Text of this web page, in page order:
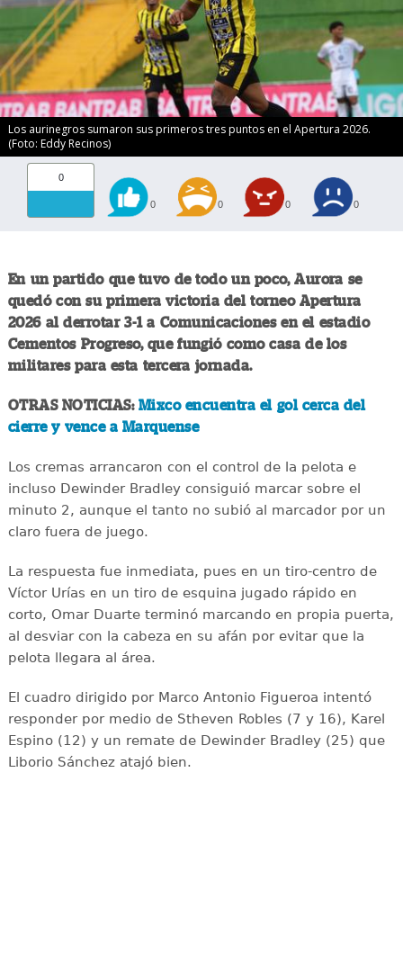
Los aurinegros sumaron sus primeros tres puntos en el Apertura 2026.
(Foto: Eddy Recinos)
0
0 0 0 0
En un partido que tuvo de todo un poco, Aurora se
quedó con su primera victoria del torneo Apertura
2026 al derrotar 3-1 a Comunicaciones en el estadio
Cementos Progreso, que fungió como casa de los
militares para esta tercera jornada.
OTRAS NOTICIAS: Mixco encuentra el gol cerca del
cierre y vence a Marquense
Los cremas arrancaron con el control de la pelota e
incluso Dewinder Bradley consiguió marcar sobre el
minuto 2, aunque el tanto no subió al marcador por un
claro fuera de juego.
La respuesta fue inmediata, pues en un tiro-centro de
Víctor Urías en un tiro de esquina jugado rápido en
corto, Omar Duarte terminó marcando en propia puerta,
al desviar con la cabeza en su afán por evitar que la
pelota llegara al área.
El cuadro dirigido por Marco Antonio Figueroa intentó
responder por medio de Stheven Robles (7 y 16), Karel
Espino (12) y un remate de Dewinder Bradley (25) que
Liborio Sánchez atajó bien.